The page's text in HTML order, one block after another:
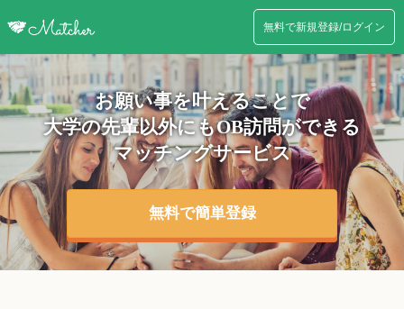
無料で新規登録/ログイン
お願い事を叶えることで
大学の先輩以外にもOB訪問ができる
マッチングサービス
無料で簡単登録